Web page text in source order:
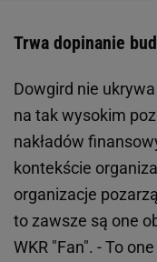
Trwa dopinanie
Dowgird nie
na tak wysokim
nakładów
kontekście
organizacje
to zawsze są one
WKR "Fan". - To